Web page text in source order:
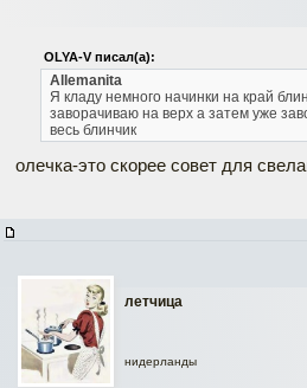
OLYA-V писал(а):
Allemanita
Я кладу немного начинки на край
заворачиваю на верх а затем уже
весь блинчик
олечка-это скорее совет для
летчица
нидерланды